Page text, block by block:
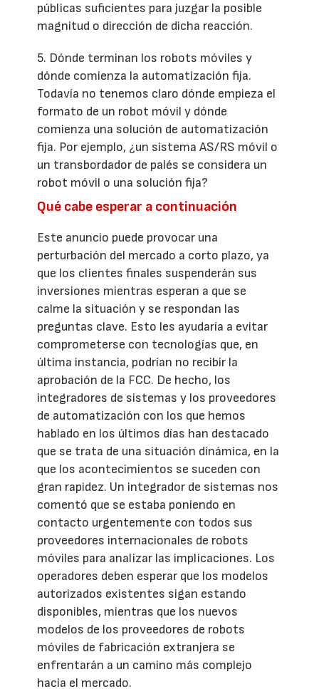
públicas suficientes para juzgar la posible
magnitud o dirección de dicha reacción.
5. Dónde terminan los robots móviles y
dónde comienza la automatización fija.
Todavía no tenemos claro dónde empieza el
formato de un robot móvil y dónde
comienza una solución de automatización
fija. Por ejemplo, ¿un sistema AS/RS móvil o
un transbordador de palés se considera un
robot móvil o una solución fija?
Qué cabe esperar a continuación
Este anuncio puede provocar una
perturbación del mercado a corto plazo, ya
que los clientes finales suspenderán sus
inversiones mientras esperan a que se
calme la situación y se respondan las
preguntas clave. Esto les ayudaría a evitar
comprometerse con tecnologías que, en
última instancia, podrían no recibir la
aprobación de la FCC. De hecho, los
integradores de sistemas y los proveedores
de automatización con los que hemos
hablado en los últimos días han destacado
que se trata de una situación dinámica, en la
que los acontecimientos se suceden con
gran rapidez. Un integrador de sistemas nos
comentó que se estaba poniendo en
contacto urgentemente con todos sus
proveedores internacionales de robots
móviles para analizar las implicaciones. Los
operadores deben esperar que los modelos
autorizados existentes sigan estando
disponibles, mientras que los nuevos
modelos de los proveedores de robots
móviles de fabricación extranjera se
enfrentarán a un camino más complejo
hacia el mercado.